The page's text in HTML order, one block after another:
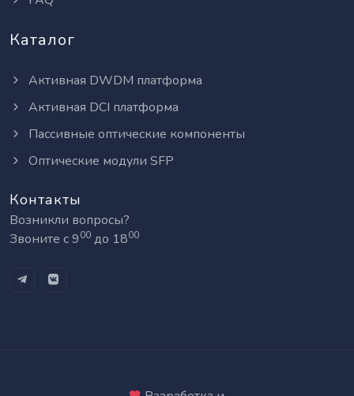
Каталог
Активная DWDM платформа
Активная DCI платформа
Пассивные оптические компоненты
Оптические модули SFP
Контакты
Возникли вопросы?
Звоните с 900 до 1800